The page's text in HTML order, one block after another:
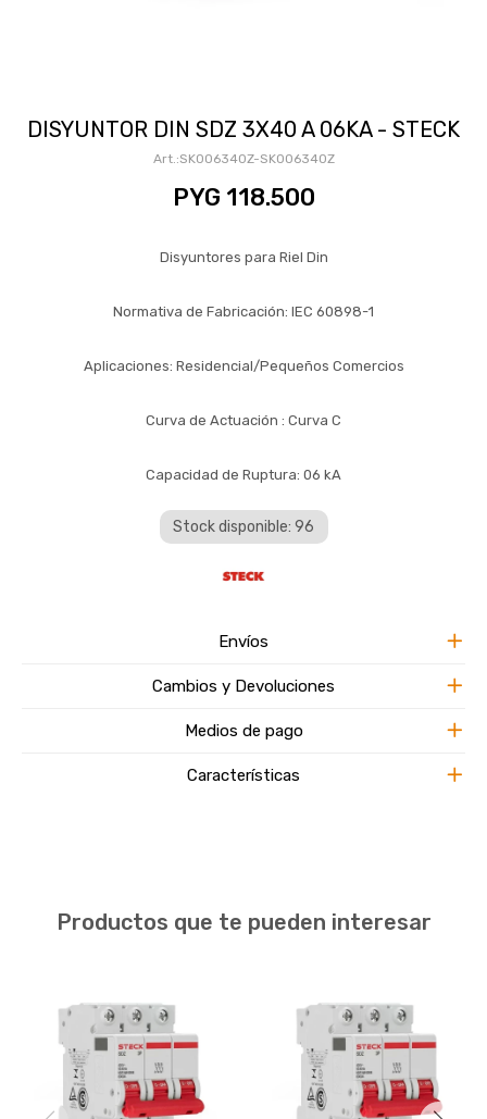
DISYUNTOR DIN SDZ 3X40 A 06KA - STECK
SK006340Z-SK006340Z
PYG 118.500
Disyuntores para Riel Din
Normativa de Fabricación: IEC 60898-1
Aplicaciones: Residencial/Pequeños Comercios
Curva de Actuación : Curva C
Capacidad de Ruptura: 06 kA
Stock disponible: 96
Envíos
Cambios y Devoluciones
Medios de pago
Características
Productos que te pueden interesar